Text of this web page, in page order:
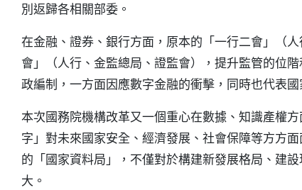
別返歸各相關部委。
在金融、證券、銀行方面，原本的「一行二會」（
會」（人行、金監總局、證監會），提升監管的位
政編制，一方面因應數字金融的衝擊，同時也代表國
本次國務院機構改革又一個重心在數據、知識產權
字」對未來國家安全、經濟發展、社會保障等方方
的「國家資料局」，不僅對於構建新發展格局、建
大。